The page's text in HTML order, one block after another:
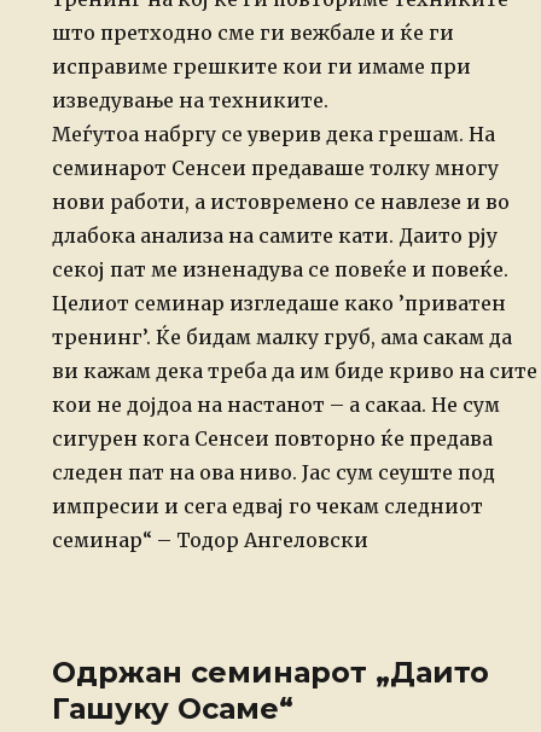
што претходно сме ги вежбале и ќе ги
исправиме грешките кои ги имаме при
изведување на техниките.
Меѓутоа набргу се уверив дека грешам. На
семинарот Сенсеи предаваше толку многу
нови работи, а истовремено се навлезе и во
длабока анализа на самите кати. Даито рју
секој пат ме изненадува се повеќе и повеќе.
Целиот семинар изгледаше како ’приватен
тренинг’. Ќе бидам малку груб, ама сакам да
ви кажам дека треба да им биде криво на сите
кои не дојдоа на настанот – а сакаа. Не сум
сигурен кога Сенсеи повторно ќе предава
следен пат на ова ниво. Јас сум сеуште под
импресии и сега едвај го чекам следниот
семинар“ – Тодор Ангеловски
Одржан семинарот „Даито
Гашуку Осаме“